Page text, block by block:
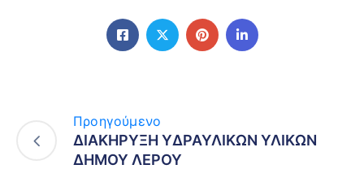
Προηγούμενο
ΔΙΑΚΗΡΥΞΗ YΔΡΑΥΛΙΚΩΝ ΥΛΙΚΩΝ
ΔΗΜΟΥ ΛΕΡΟΥ